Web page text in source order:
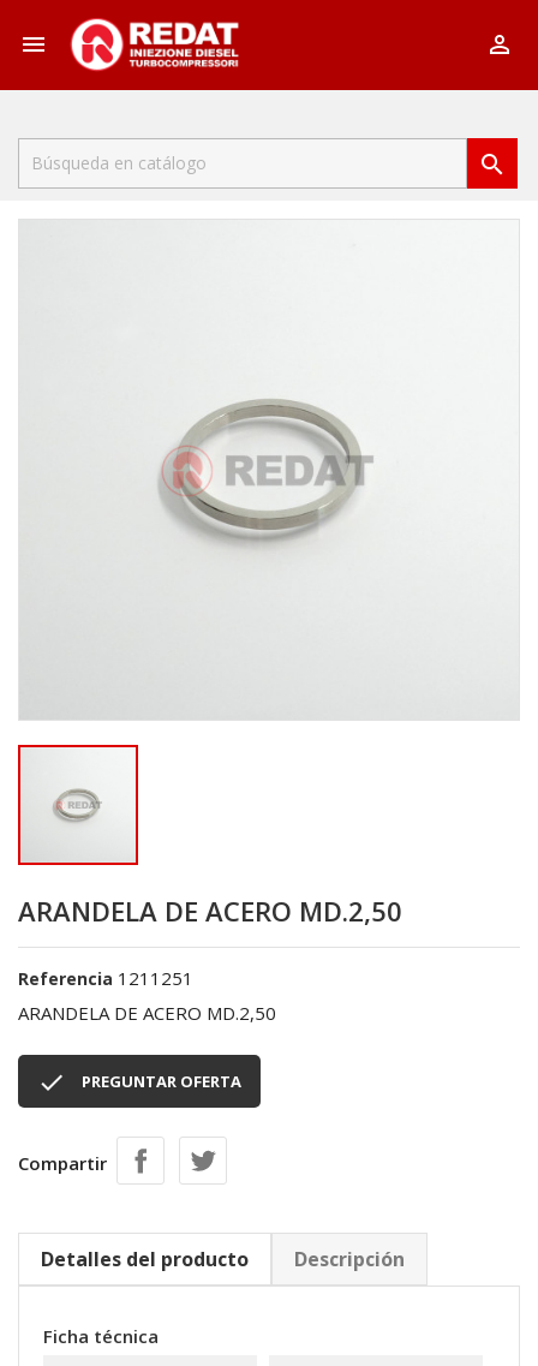
 

ARANDELA DE ACERO MD.2,50
Referencia 1211251
ARANDELA DE ACERO MD.2,50
 PREGUNTAR OFERTA
Compartir
Detalles del producto Descripción
Ficha técnica